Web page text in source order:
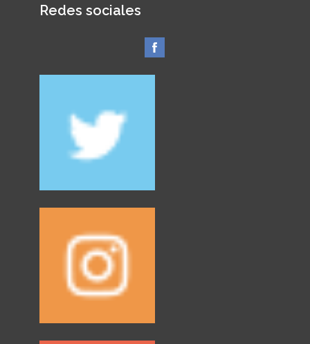
Redes sociales